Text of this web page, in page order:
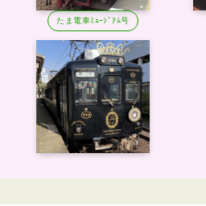
たま電車ﾐｭｰｼﾞｱﾑ号